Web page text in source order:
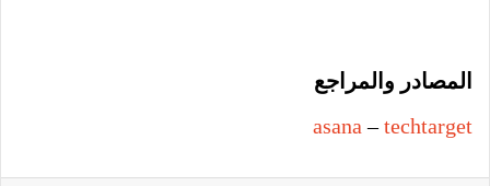
المصادر والمراجع
asana –techtarget